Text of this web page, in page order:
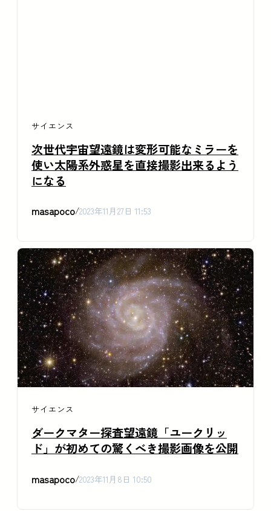
サイエンス
次世代宇宙望遠鏡は変形可能なミラーを
使い太陽系外惑星を直接撮影出来るよう
になる
masapoco/2023年11月27日 11:53
サイエンス
ダークマター探査望遠鏡「ユークリッ
ド」が初めての驚くべき撮影画像を公開
masapoco/2023年11月8日 10:50